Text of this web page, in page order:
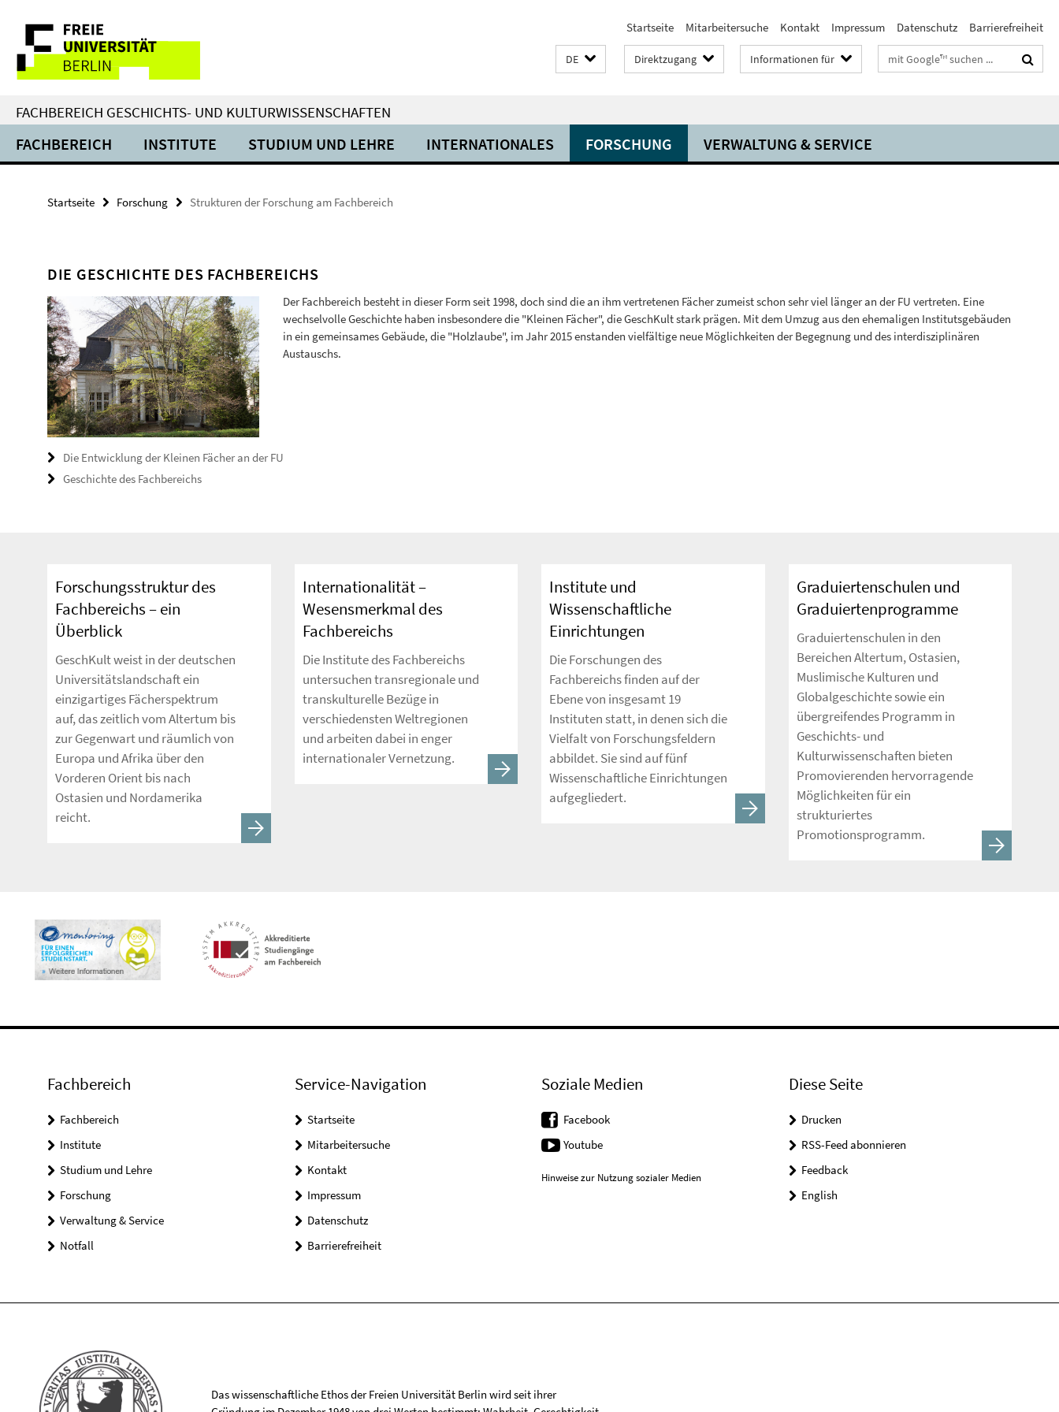
direkt
Inhalt
Service-
Navigation
Startseite Mitarbeitersuche Kontakt Impressum Datenschutz Barrierefreiheit
DE Direktzugang Informationen für Suchbegriffe
FACHBEREICH GESCHICHTS- UND KULTURWISSENSCHAFTEN
FACHBEREICH INSTITUTE STUDIUM UND LEHRE INTERNATIONALES FORSCHUNG VERWALTUNG & SERVICE
Startseite Forschung Strukturen der Forschung am Fachbereich
DIE GESCHICHTE DES FACHBEREICHS
Der Fachbereich besteht in dieser Form seit 1998, doch sind die an ihm vertretenen Fächer zumeist schon sehr viel länger an der FU vertreten. Eine
wechselvolle Geschichte haben insbesondere die "Kleinen Fächer", die GeschKult stark prägen. Mit dem Umzug aus den ehemaligen Institutsgebäuden
in ein gemeinsames Gebäude, die "Holzlaube", im Jahr 2015 enstanden vielfältige neue Möglichkeiten der Begegnung und des interdisziplinären
Austauschs.
Die Entwicklung der Kleinen Fächer an der FU
Geschichte des Fachbereichs
Forschungsstruktur des
Fachbereichs – ein
Überblick
GeschKult weist in der deutschen
Universitätslandschaft ein
einzigartiges Fächerspektrum
auf, das zeitlich vom Altertum bis
zur Gegenwart und räumlich von
Europa und Afrika über den
Vorderen Orient bis nach
Ostasien und Nordamerika
reicht.
Internationalität –
Wesensmerkmal des
Fachbereichs
Die Institute des Fachbereichs
untersuchen transregionale und
transkulturelle Bezüge in
verschiedensten Weltregionen
und arbeiten dabei in enger
internationaler Vernetzung.
Institute und
Wissenschaftliche
Einrichtungen
Die Forschungen des
Fachbereichs finden auf der
Ebene von insgesamt 19
Instituten statt, in denen sich die
Vielfalt von Forschungsfeldern
abbildet. Sie sind auf fünf
Wissenschaftliche Einrichtungen
aufgegliedert.
Graduiertenschulen und
Graduiertenprogramme
Graduiertenschulen in den
Bereichen Altertum, Ostasien,
Muslimische Kulturen und
Globalgeschichte sowie ein
übergreifendes Programm in
Geschichts- und
Kulturwissenschaften bieten
Promovierenden hervorragende
Möglichkeiten für ein
strukturiertes
Promotionsprogramm.
Fachbereich
Fachbereich
Institute
Studium und Lehre
Forschung
Verwaltung & Service
Notfall
Service-Navigation
Startseite
Mitarbeitersuche
Kontakt
Impressum
Datenschutz
Barrierefreiheit
Soziale Medien
Facebook
Youtube
Hinweise zur Nutzung sozialer Medien
Diese Seite
Drucken
RSS-Feed abonnieren
Feedback
English
Das wissenschaftliche Ethos der Freien Universität Berlin wird seit ihrer